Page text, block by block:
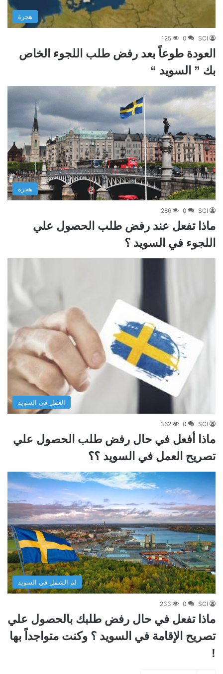
هجرة
SCI
0
125
العودة طوعاً بعد رفض طلب اللجوء الخاص
بك ” السويد “
هجرة
SCI
0
286
ماذا تفعل عند رفض طلب الحصول علي
اللجوء في السويد ؟
العمل في السويد
SCI
0
362
ماذا أفعل في حال رفض طلب الحصول علي
تصريح العمل في السويد ؟؟
لم الشمل في السويد
SCI
0
233
ماذا تفعل في حال رفض طلبك بالحصول علي
تصريح الإقامة في السويد ؟ وكنت متواجداً بها
!